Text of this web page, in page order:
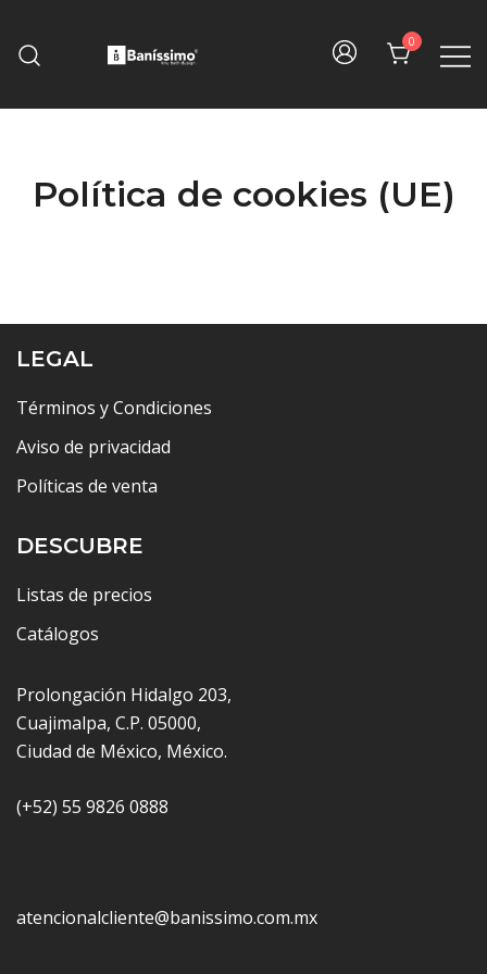
content
0
Política de cookies (UE)
LEGAL
Términos y Condiciones
Aviso de privacidad
Políticas de venta
DESCUBRE
Listas de precios
Catálogos
Prolongación Hidalgo 203,
Cuajimalpa, C.P. 05000,
Ciudad de México, México.
(+52) 55 9826 0888
atencionalcliente@banissimo.com.mx